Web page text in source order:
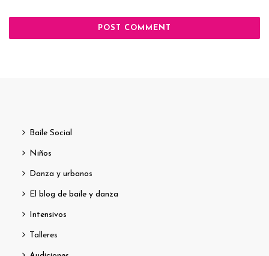
Baile Social
Niños
Danza y urbanos
El blog de baile y danza
Intensivos
Talleres